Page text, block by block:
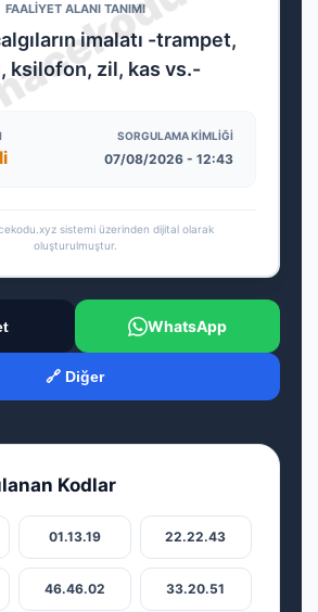
FAALİYET ALANI TANIMI
imalatı -trampet,
ksilofon, zil, kas vs.-
SORGULAMA KIMLIĞI
07/08/2026 - 12:43
sistemi üzerinden dijital olarak
oluşturulmuştur.
WhatsApp
🔗 Diğer
Kodlar
01.13.19 22.22.43
46.46.02 33.20.51